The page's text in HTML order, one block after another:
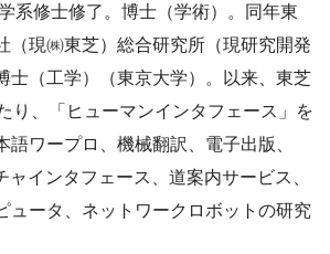
系修士修了。博士（学術）。同年東
（現㈱東芝）総合研究所（現研究開発
士（工学）（東京大学）。以来、東芝
り、「ヒューマンインタフェース」を
語ワープロ、機械翻訳、電子出版、
インタフェース、道案内サービス、
ュータ、ネットワークロボットの研究